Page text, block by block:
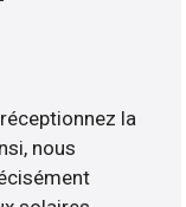
la
nous